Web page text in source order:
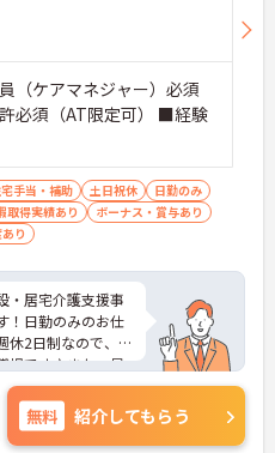
（ケアマネジャー）必須
必須（AT限定可） ■経験
手当・補助 土日祝休
日勤のみ
取得実績あり
ボーナス・賞与あり
り
・居宅介護支援事
！日勤のみのお仕
2日制なので、
場です♪また、昇
張りがしっかり評
接ポイントをお
ください。
無料 紹介してもらう